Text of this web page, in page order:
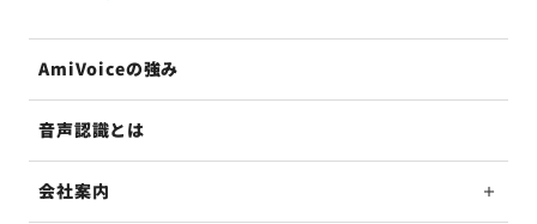
AmiVoiceの強み
音声認識とは
会社案内